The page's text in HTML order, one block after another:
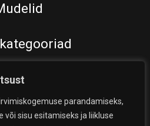
parandamiseks,
sisu esitamiseks ja liikluse